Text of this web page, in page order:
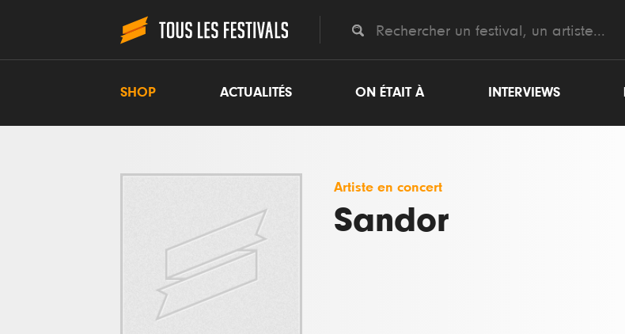
SHOP ACTUALITÉS ON ÉTAIT À INTERVIEWS
Artiste en concert
Sandor